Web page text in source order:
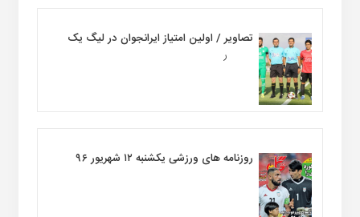
تصاویر / اولین امتیاز ایرانجوان در لیگ یک
ر
روزنامه های ورزشی یکشنبه ۱۲ شهریور ۹۶